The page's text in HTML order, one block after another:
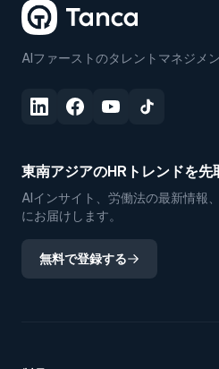
AIファーストのタレントマネジメ
東南アジアのHRトレンドを先
AIインサイト、労働法の最新情報
にお届けします。
無料で登録する